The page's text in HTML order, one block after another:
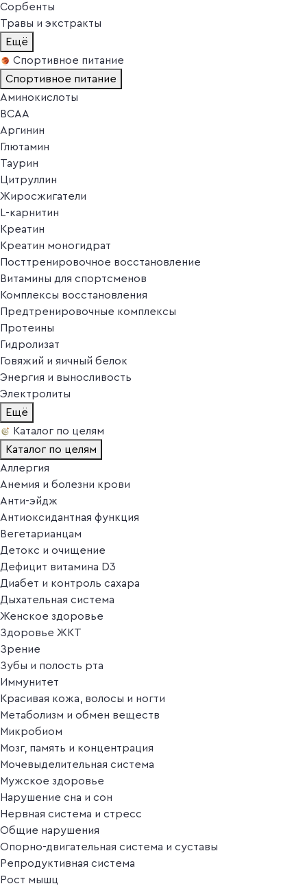
Сорбенты
Травы и экстракты
Ещё
Спортивное питание
Спортивное питание
Аминокислоты
BCAA
Аргинин
Глютамин
Таурин
Цитруллин
Жиросжигатели
L-карнитин
Креатин
Креатин моногидрат
Посттренировочное восстановление
Витамины для спортсменов
Комплексы восстановления
Предтренировочные комплексы
Протеины
Гидролизат
Говяжий и яичный белок
Энергия и выносливость
Электролиты
Ещё
Каталог по целям
Каталог по целям
Аллергия
Анемия и болезни крови
Анти-эйдж
Антиоксидантная функция
Вегетарианцам
Детокс и очищение
Дефицит витамина D3
Диабет и контроль сахара
Дыхательная система
Женское здоровье
Здоровье ЖКТ
Зрение
Зубы и полость рта
Иммунитет
Красивая кожа, волосы и ногти
Метаболизм и обмен веществ
Микробиом
Мозг, память и концентрация
Мочевыделительная система
Мужское здоровье
Нарушение сна и сон
Нервная система и стресс
Общие нарушения
Опорно-двигательная система и суставы
Репродуктивная система
Рост мышц